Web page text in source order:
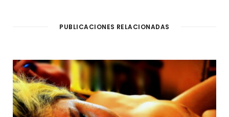
PUBLICACIONES RELACIONADAS